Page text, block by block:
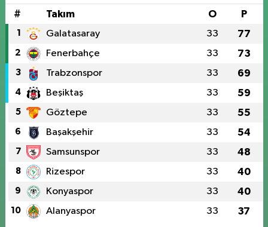
# Takım O P
1 Galatasaray 33 77
2 Fenerbahçe 33 73
3 Trabzonspor 33 69
4 Beşiktaş 33 59
5 Göztepe 33 55
6 Başakşehir 33 54
7 Samsunspor 33 48
8 Rizespor 33 40
9 Konyaspor 33 40
10 Alanyaspor 33 37